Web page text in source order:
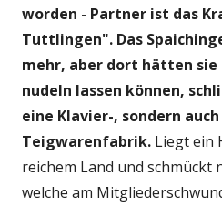
worden - Partner ist das
Tuttlingen". Das
mehr, aber dort hätten sie
nudeln lassen können,
eine Klavier-, sondern
Teigwarenfabrik. Liegt ein
reichem Land und schmückt
welche am